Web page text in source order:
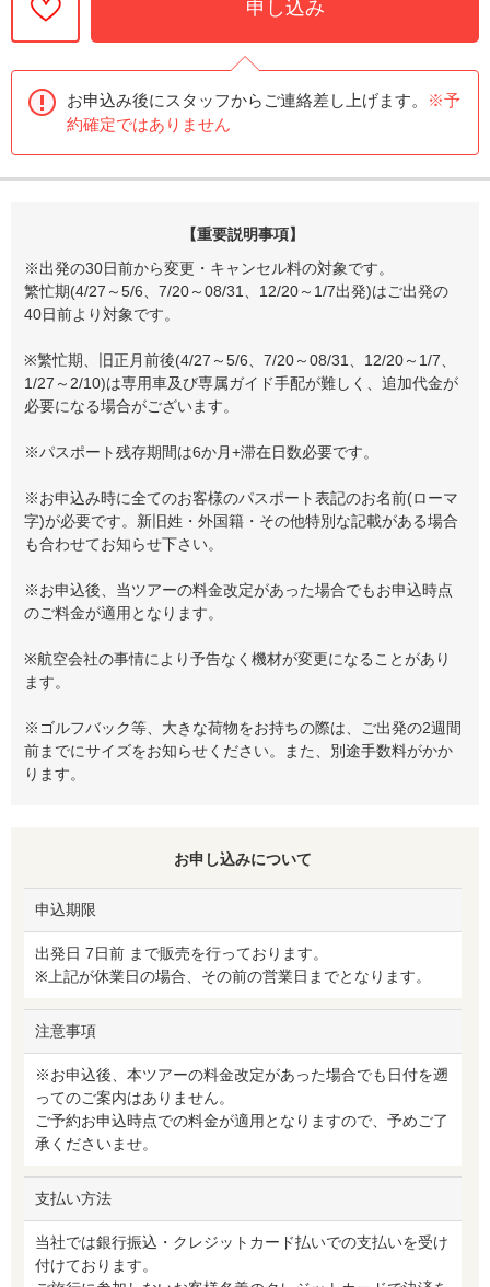
申し込み
お申込み後にスタッフからご連絡差し上げます。
※予
約確定ではありません
【重要説明事項】
※出発の30日前から変更・キャンセル料の対象です。
繁忙期(4/27～5/6、7/20～08/31、12/20～1/7出発)はご出発の
40日前より対象です。
※繁忙期、旧正月前後(4/27～5/6、7/20～08/31、12/20～1/7、
1/27～2/10)は専用車及び専属ガイド手配が難しく、追加代金が
必要になる場合がございます。
※パスポート残存期間は6か月+滞在日数必要です。
※お申込み時に全てのお客様のパスポート表記のお名前(ローマ
字)が必要です。新旧姓・外国籍・その他特別な記載がある場合
も合わせてお知らせ下さい。
※お申込後、当ツアーの料金改定があった場合でもお申込時点
のご料金が適用となります。
※航空会社の事情により予告なく機材が変更になることがあり
ます。
※ゴルフバック等、大きな荷物をお持ちの際は、ご出発の2週間
前までにサイズをお知らせください。また、別途手数料がかか
ります。
お申し込みについて
申込期限
出発日 7日前 まで販売を行っております。
※上記が休業日の場合、その前の営業日までとなります。
注意事項
※お申込後、本ツアーの料金改定があった場合でも日付を遡
ってのご案内はありません。
ご予約お申込時点での料金が適用となりますので、予めご了
承くださいませ。
支払い方法
当社では銀行振込・クレジットカード払いでの支払いを受け
付けております。